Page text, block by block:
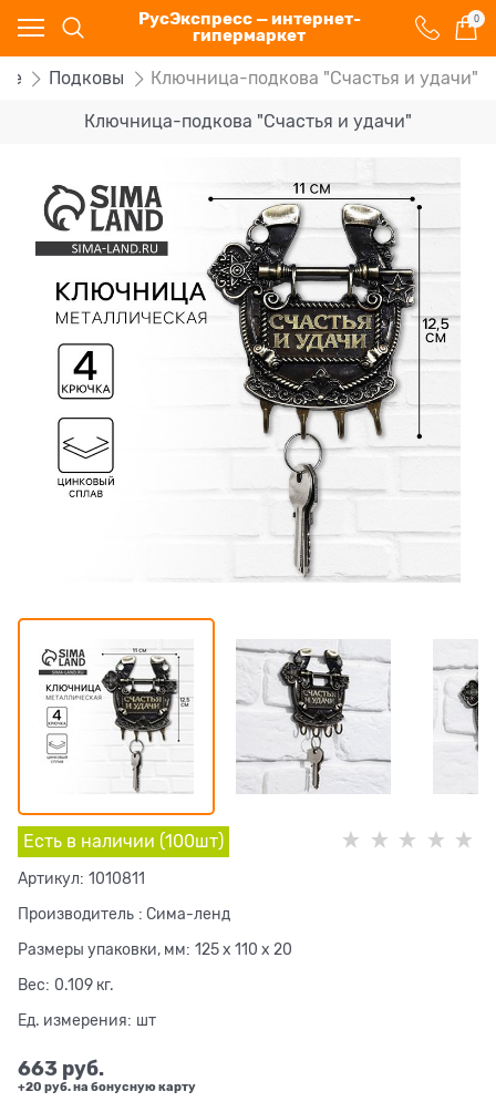
РусЭкспресс — интернет-
гипермаркет
0
Подковы Ключница-подкова "Счастья и удачи"
Ключница-подкова "Счастья и удачи"
Есть в наличии (100шт)
Артикул: 1010811
Производитель : Сима-ленд
Размеры упаковки, мм: 125 x 110 x 20
Вес: 0.109 кг.
Ед. измерения: шт
663 руб.
+20 руб. на бонусную карту